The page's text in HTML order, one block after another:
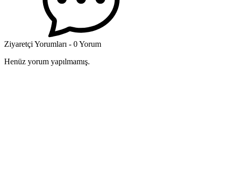
Ziyaretçi Yorumları - 0 Yorum
Henüz yorum yapılmamış.